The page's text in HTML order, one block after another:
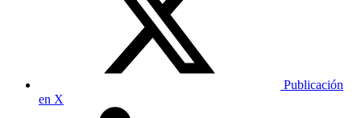
Publicación
en X